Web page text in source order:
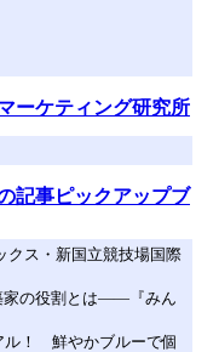
ーケティング研究所
記事ピックアップブ
クス・新国立競技場国際
家の役割とは――『みん
ル！ 鮮やかブルーで個